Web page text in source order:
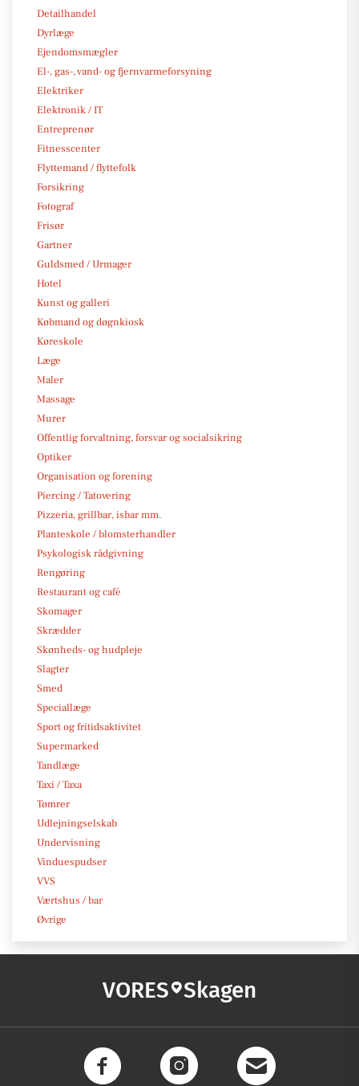
Detailhandel
Dyrlæge
Ejendomsmægler
El-, gas-, vand- og fjernvarmeforsyning
Elektriker
Elektronik / IT
Entreprenør
Fitnesscenter
Flyttemand / flyttefolk
Forsikring
Fotograf
Frisør
Gartner
Guldsmed / Urmager
Hotel
Kunst og galleri
Købmand og døgnkiosk
Køreskole
Læge
Maler
Massage
Murer
Offentlig forvaltning, forsvar og socialsikring
Optiker
Organisation og forening
Piercing / Tatovering
Pizzeria, grillbar, isbar mm.
Planteskole / blomsterhandler
Psykologisk rådgivning
Rengøring
Restaurant og café
Skomager
Skrædder
Skønheds- og hudpleje
Slagter
Smed
Speciallæge
Sport og fritidsaktivitet
Supermarked
Tandlæge
Taxi / Taxa
Tømrer
Udlejningselskab
Undervisning
Vinduespudser
VVS
Værtshus / bar
Øvrige
VORES Skagen